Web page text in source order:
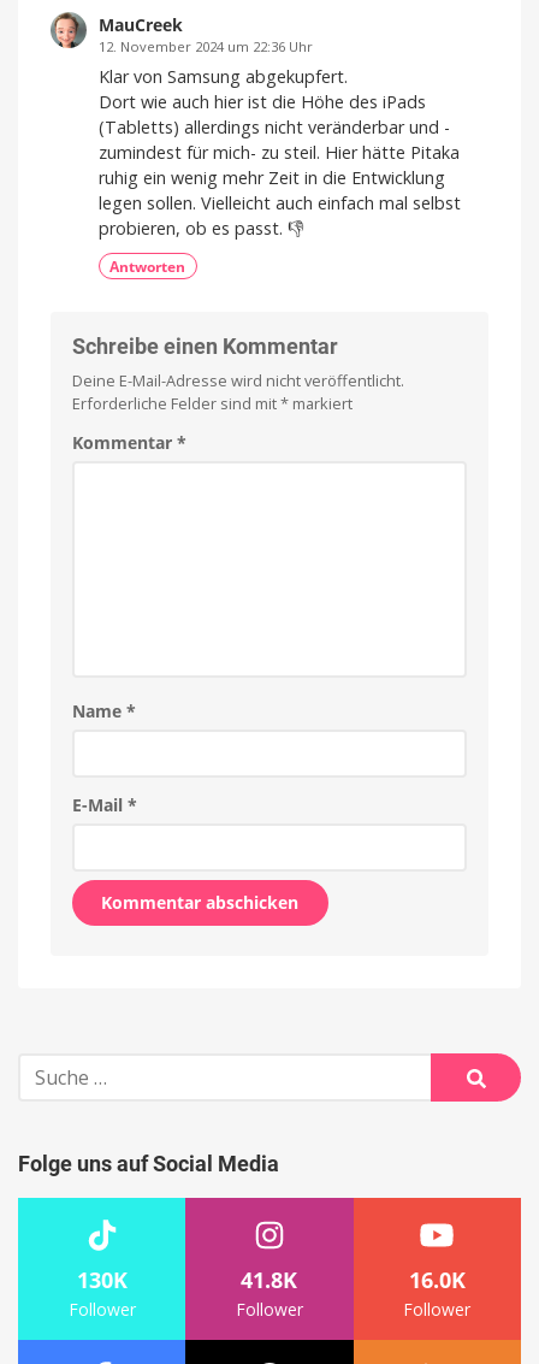
MauCreek
12. November 2024 um 22:36 Uhr
Klar von Samsung abgekupfert.
Dort wie auch hier ist die Höhe des iPads
(Tabletts) allerdings nicht veränderbar und -
zumindest für mich- zu steil. Hier hätte Pitaka
ruhig ein wenig mehr Zeit in die Entwicklung
legen sollen. Vielleicht auch einfach mal selbst
probieren, ob es passt. 👎
Antworten
Schreibe einen Kommentar
Deine E-Mail-Adresse wird nicht veröffentlicht.
Erforderliche Felder sind mit* markiert
Kommentar *
Name *
E-Mail *
Suche
nach:
Suche
Folge uns auf Social Media
130K
Follower
41.8K
Follower
16.0K
Follower